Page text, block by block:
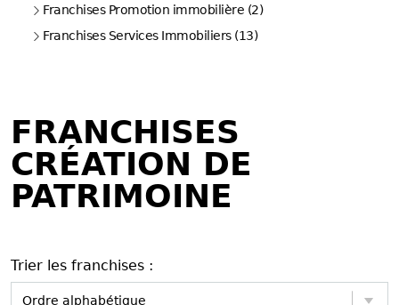
Franchises Promotion immobilière (2)
Franchises Services Immobiliers (13)
FRANCHISES
CRÉATION DE
PATRIMOINE
Trier les franchises :